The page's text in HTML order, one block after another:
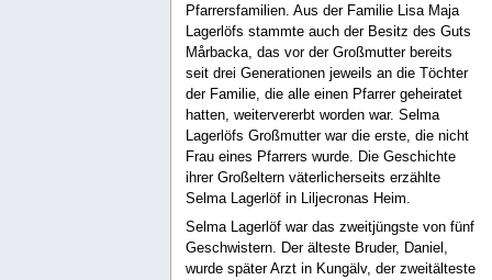
Pfarrersfamilien. Aus der Familie Lisa Maja
Lagerlöfs stammte auch der Besitz des Guts
Mårbacka, das vor der Großmutter bereits
seit drei Generationen jeweils an die Töchter
der Familie, die alle einen Pfarrer geheiratet
hatten, weitervererbt worden war. Selma
Lagerlöfs Großmutter war die erste, die nicht
Frau eines Pfarrers wurde. Die Geschichte
ihrer Großeltern väterlicherseits erzählte
Selma Lagerlöf in Liljecronas Heim.
Selma Lagerlöf war das zweitjüngste von fünf
Geschwistern. Der älteste Bruder, Daniel,
wurde später Arzt in Kungälv, der zweitälteste